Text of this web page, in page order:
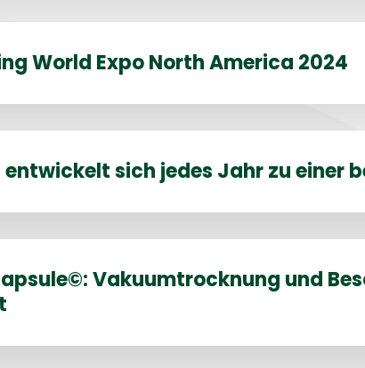
World Expo North America 2024
entwickelt sich jedes Jahr zu einer
Vakuumtrocknung und